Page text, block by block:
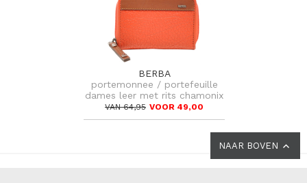
BERBA
portemonnee / portefeuille
dames leer met rits chamonix
VAN 64,95 VOOR 49,00
NAAR BOVEN